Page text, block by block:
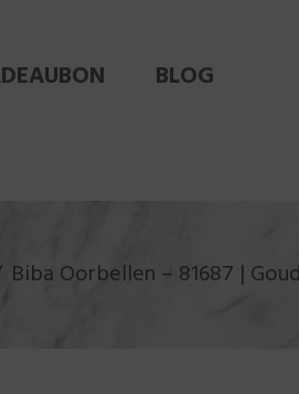
BLOG
Biba Oorbellen – 81687 | Goud